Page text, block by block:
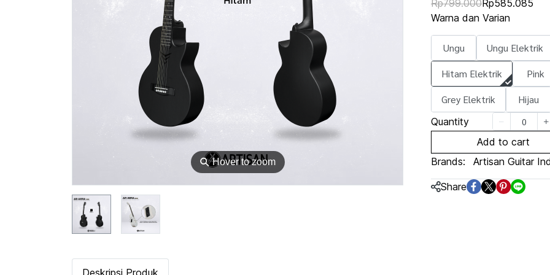
⚲Hover to zoom
Rp799.000Rp585.085
Warna dan Varian
Ungu
Ungu Elektrik
Hitam Elektrik
Pink
Grey Elektrik
Hijau
Quantity
Add to cart
Brands:
Artisan Guitar
Share
Deskripsi Produk